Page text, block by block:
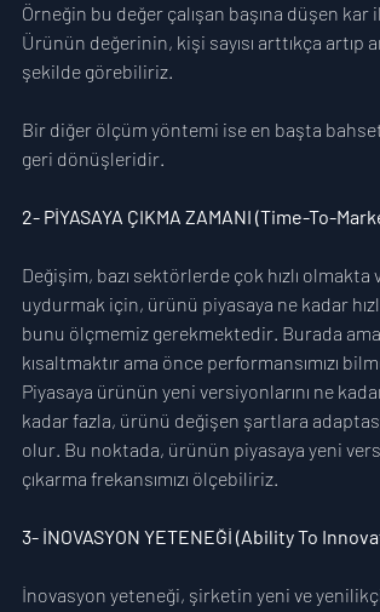
Örneğin bu değer çalışan başına düşen
Ürünün değerinin, kişi sayısı arttıkça artıp
şekilde görebiliriz.
Bir diğer ölçüm yöntemi ise en başta
geri dönüşleridir.
2- PİYASAYA ÇIKMA ZAMANI (Time-To-
Değişim, bazı sektörlerde çok hızlı olmakta
uydurmak için, ürünü piyasaya ne kadar
bunu ölçmemiz gerekmektedir. Burada
kısaltmaktır ama önce performansımızı
Piyasaya ürünün yeni versiyonlarını ne
kadar fazla, ürünü değişen şartlara
olur. Bu noktada, ürünün piyasaya yeni
çıkarma frekansımızı ölçebiliriz.
3- İNOVASYON YETENEĞİ (Ability To
İnovasyon yeteneği, şirketin yeni ve